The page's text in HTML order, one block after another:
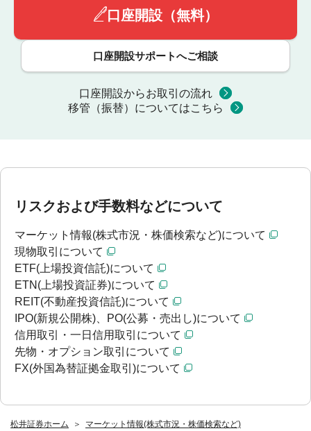
松井証券ホーム
マーケット情報(株式市況・株価検索など)
口座開設（無料）
口座開設サポートへご相談
口座開設からお取引の流れ
移管（振替）についてはこちら
リスクおよび手数料などについて
マーケット情報(株式市況・株価検索など)について
現物取引について
ETF(上場投資信託)について
ETN(上場投資証券)について
REIT(不動産投資信託)について
IPO(新規公開株)、PO(公募・売出し)について
信用取引・一日信用取引について
先物・オプション取引について
FX(外国為替証拠金取引)について